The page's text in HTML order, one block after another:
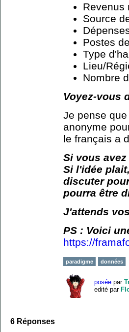
Revenus
Source
Postes
Type
Lieu/
Nombre
Voyez-vous
Je pense
anonyme
le français a
Si vous
Si l'idée
discuter
pourra être
J'attends
PS : Voici
https://
paradigme données
posée par
edité par
6 Réponses